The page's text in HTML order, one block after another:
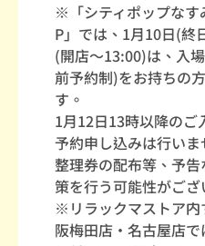
※「シティポップなす
P」では、1月10日(終
(開店～13:00)は、入
前予約制)をお持ちの
す。
1月12日13時以降のご
予約申し込みは行い
整理券の配布等、予
策を行う可能性がござ
※リラックマストア
阪梅田店・名古屋店